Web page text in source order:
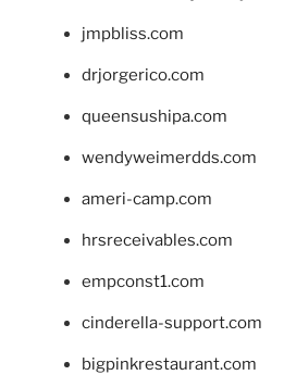
jmpbliss.com
drjorgerico.com
queensushipa.com
wendyweimerdds.com
ameri-camp.com
hrsreceivables.com
empconst1.com
cinderella-support.com
bigpinkrestaurant.com